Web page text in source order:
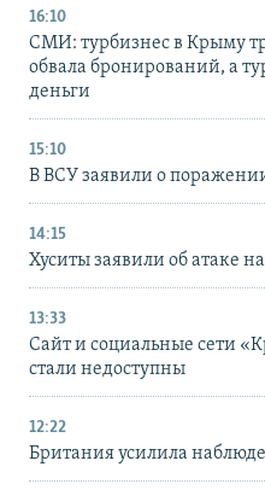
16:10
СМИ: турбизнес в Крыму
обвала бронирований, а
деньги
15:10
В ВСУ заявили о
14:15
Хуситы заявили об атаке
13:33
Сайт и социальные сети
стали недоступны
12:22
Британия усилила